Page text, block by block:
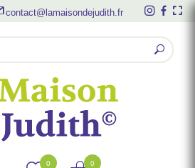
contact@lamaisondejudith.fr
0 0